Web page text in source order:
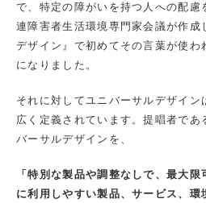
で、特定の障がいを持つ人への配慮
連障害者生活環境専門家会議が作成
デザイン』で初めてその言葉が使わ
になりました。
それに対してユニバーサルデザイン
広く定義されています。提唱者であ
バーサルデザインを、
「特別な製品や調整なしで、最大
に利用しやすい製品、サービス、環